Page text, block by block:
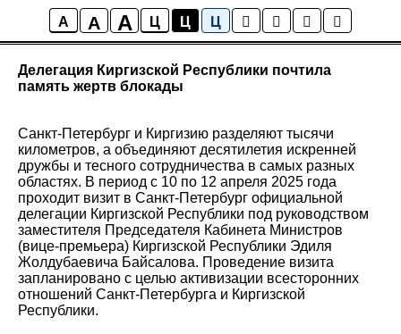
A A A Ц Ц Ц
Новости
Делегация Киргизской Республики почтила
память жертв блокады
Санкт-Петербург и Киргизию разделяют тысячи
километров, а объединяют десятилетия искренней
дружбы и тесного сотрудничества в самых разных
областях. В период с 10 по 12 апреля 2025 года
проходит визит в Санкт-Петербург официальной
делегации Киргизской Республики под руководством
заместителя Председателя Кабинета Министров
(вице-премьера) Киргизской Республики Эдиля
Жолдубаевича Байсалова. Проведение визита
запланировано с целью активизации всесторонних
отношений Санкт-Петербурга и Киргизской
Республики.